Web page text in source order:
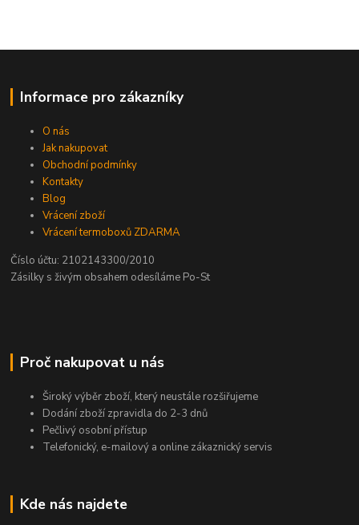
Informace pro zákazníky
O nás
Jak nakupovat
Obchodní podmínky
Kontakty
Blog
Vrácení zboží
Vrácení termoboxů ZDARMA
Číslo účtu: 2102143300/2010
Zásilky s živým obsahem odesíláme Po-St
Proč nakupovat u nás
Široký výběr zboží, který neustále rozšiřujeme
Dodání zboží zpravidla do 2-3 dnů
Pečlivý osobní přístup
Telefonický, e-mailový a online zákaznický servis
Kde nás najdete